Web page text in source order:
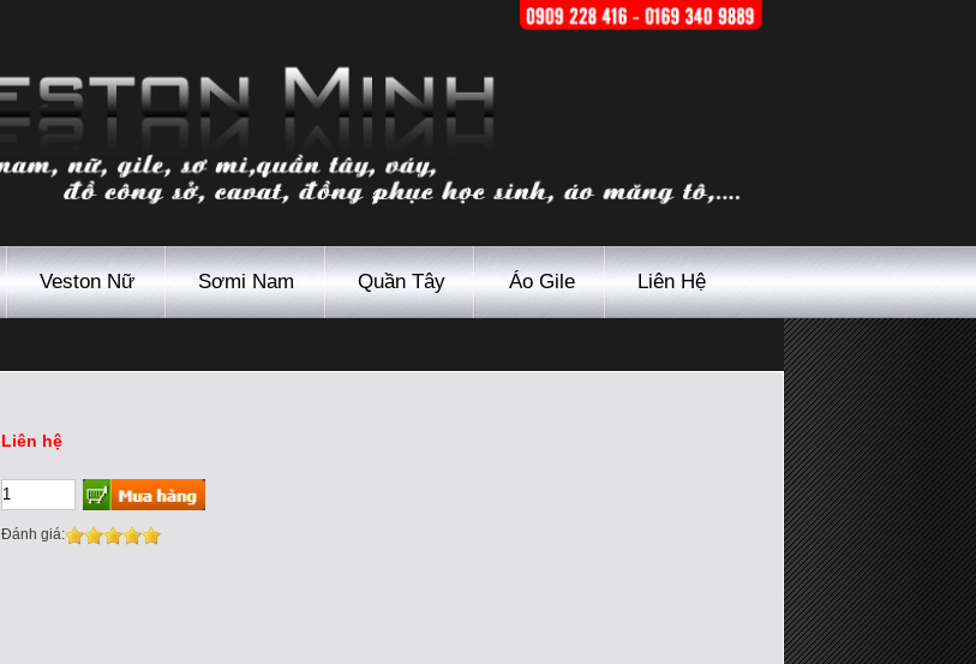
Veston Nữ Sơmi Nam Quần Tây Áo Gile Liên Hệ
Liên hệ
Đánh giá: